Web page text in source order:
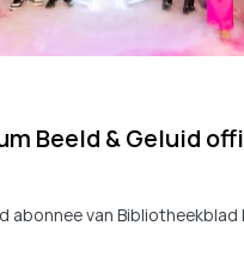
Beeld & Geluid
abonnee van Bibliotheekblad